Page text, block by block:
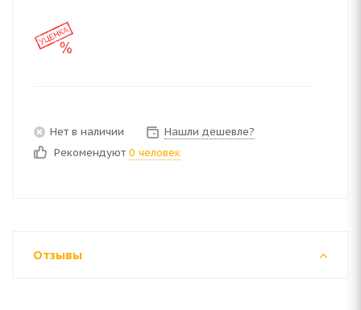
Нет в наличии
Нашли дешевле?
Рекомендуют 0 человек
Отзывы